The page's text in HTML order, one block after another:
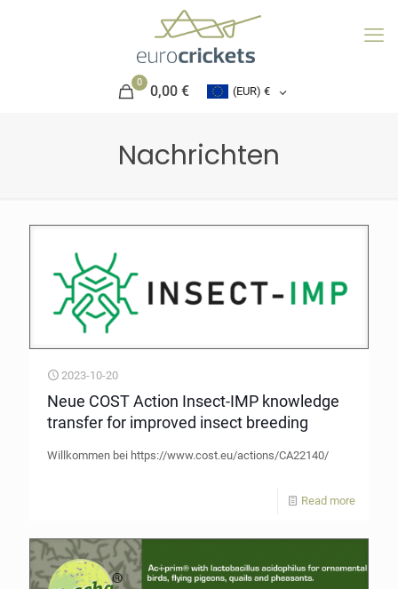
0
0,00 € (EUR) €
Nachrichten
2023-10-20
Neue COST Action Insect-IMP knowledge
transfer for improved insect breeding
Willkommen bei https://www.cost.eu/actions/CA22140/
Read more